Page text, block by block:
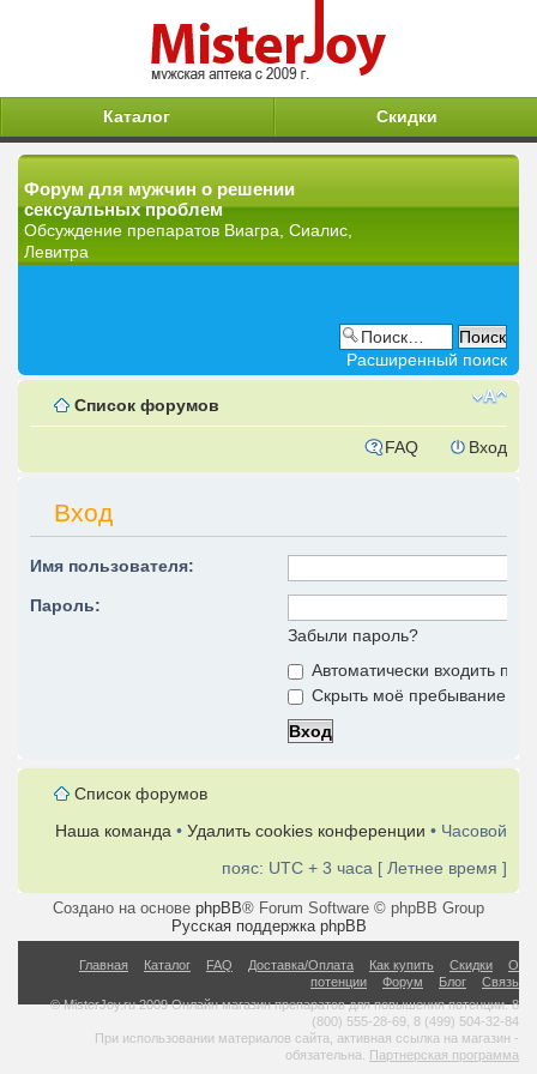
Каталог Скидки
Форум для мужчин о решении
сексуальных проблем
Обсуждение препаратов Виагра, Сиалис,
Левитра
Расширенный поиск
Список форумов
FAQ Вход
Вход
Имя пользователя:
Пароль:
Забыли пароль?
Автоматически входить
Скрыть моё пребывание на
Список форумов
Наша команда • Удалить cookies конференции • Часовой
пояс: UTC + 3 часа [ Летнее время ]
Создано на основе phpBB® Forum Software © phpBB Group
Русская поддержка phpBB
Главная Каталог FAQ Доставка/Оплата Как купить Скидки
О
потенции
Форум Блог
Связь
© MisterJoy.ru 2009 Онлайн магазин препаратов для повышения потенции. 8
(800) 555-28-69, 8 (499) 504-32-84
При использовании материалов сайта, активная ссылка на магазин -
обязательна. Партнерская программа